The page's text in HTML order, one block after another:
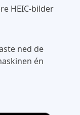
HEIC-bilder
ned de
én